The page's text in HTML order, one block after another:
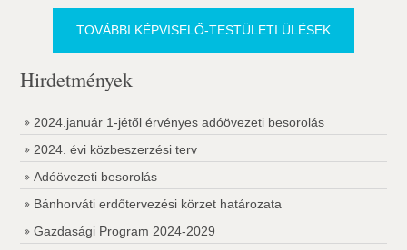
TOVÁBBI KÉPVISELŐ-TESTÜLETI ÜLÉSEK
Hirdetmények
2024.január 1-jétől érvényes adóövezeti besorolás
2024. évi közbeszerzési terv
Adóövezeti besorolás
Bánhorváti erdőtervezési körzet határozata
Gazdasági Program 2024-2029